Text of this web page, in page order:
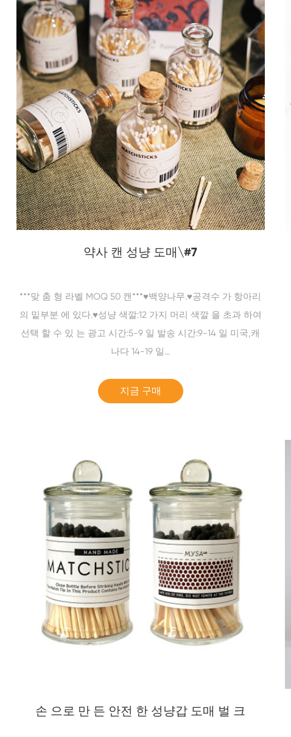
약사 캔 성냥 도매\#7
***맞 춤 형 라벨 MOQ 50 캔***♥백양나무.♥공격수 가 항아리
의 밑부분 에 있다.♥성냥 색깔:12 가지 머리 색깔 을 초과 하여
선택 할 수 있 는 광고 시간:5-9 일 발송 시간:9-14 일 미국,캐
나다 14-19 일...
지금 구매
손 으로 만 든 안전 한 성냥갑 도매 벌 크